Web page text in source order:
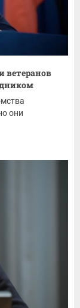
ветеранов
они